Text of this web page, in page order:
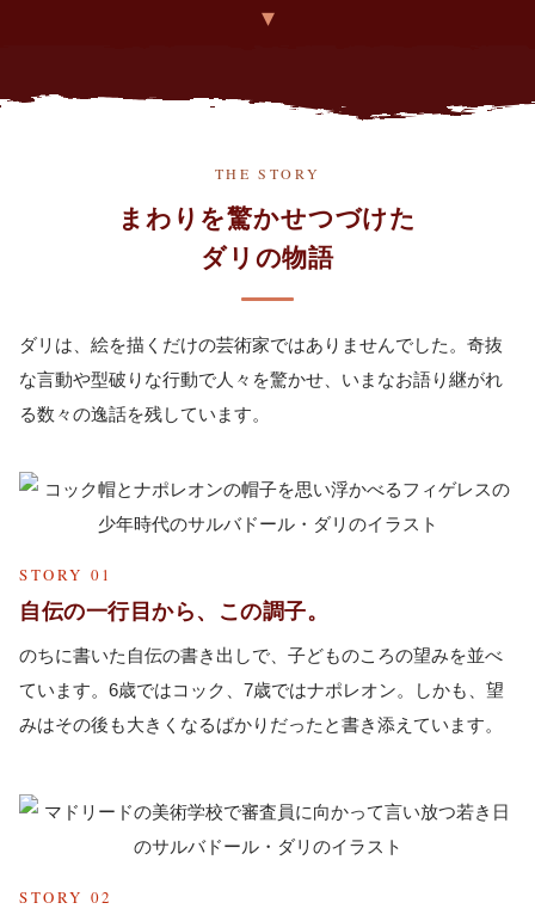
▾
THE STORY
まわりを驚かせつづけた
ダリの物語
ダリは、絵を描くだけの芸術家ではありませんでした。奇抜
な言動や型破りな行動で人々を驚かせ、いまなお語り継がれ
る数々の逸話を残しています。
STORY 01
自伝の一行目から、この調子。
のちに書いた自伝の書き出しで、子どものころの望みを並べ
ています。6歳ではコック、7歳ではナポレオン。しかも、望
みはその後も大きくなるばかりだったと書き添えています。
STORY 02